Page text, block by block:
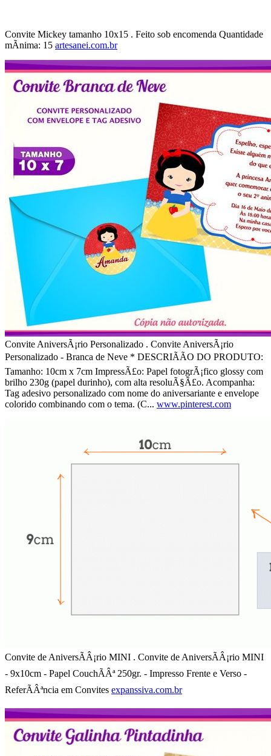
Convite Mickey tamanho 10x15 . Feito sob encomenda Quantidade
mÃ­nima: 15 artesanei.com.br
Convite AniversÃ¡rio Personalizado . Convite AniversÃ¡rio
Personalizado - Branca de Neve * DESCRIÃÃO DO PRODUTO:
Tamanho: 10cm x 7cm ImpressÃ£o: Papel fotogrÃ¡fico glossy com
brilho 230g (papel durinho), com alta resoluÃ§Ã£o. Acompanha:
Tag adesivo personalizado com nome do aniversariante e envelope
colorido combinando com o tema. (C... www.pinterest.com
Convite de AniversÃÂ¡rio MINI . Convite de AniversÃÂ¡rio MINI
- 9x10cm - Papel CouchÃÂª 250gr. - Impresso Frente e Verso -
ReferÃÂªncia em Convites expanssiva.com.br